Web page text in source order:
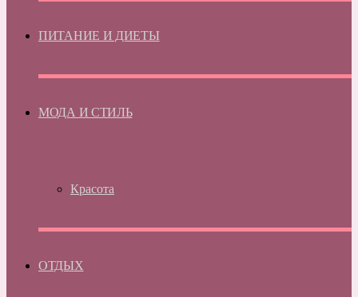
ПИТАНИЕ И ДИЕТЫ
МОДА И СТИЛЬ
Красота
ОТДЫХ